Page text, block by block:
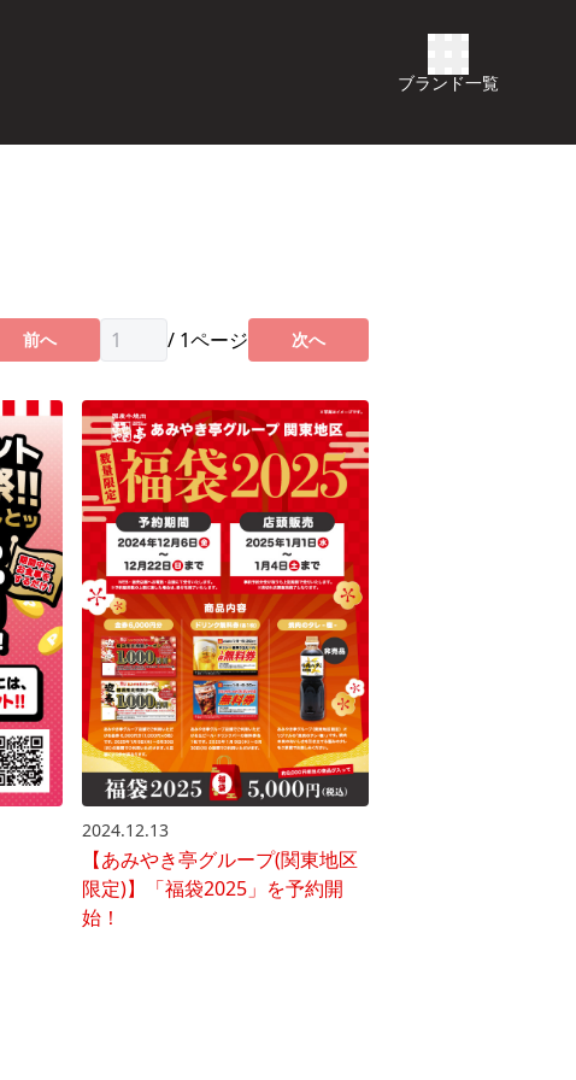
ブランド一覧
前へ / 1ページ 次へ
2024.12.13
【あみやき亭グループ(関東地区
限定)】「福袋2025」を予約開
始！